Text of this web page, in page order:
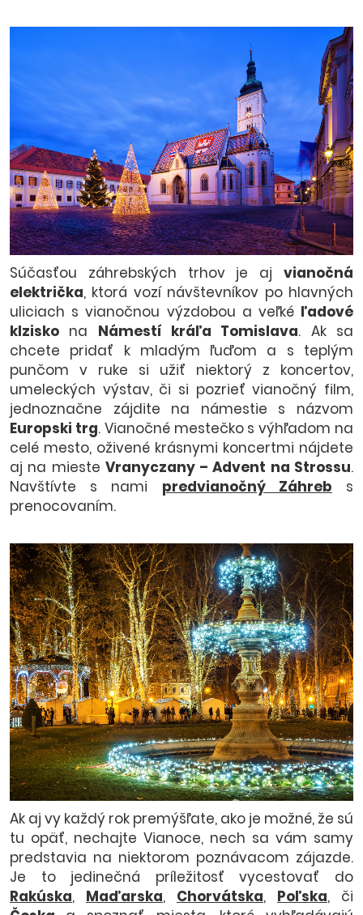
Súčasťou záhrebských trhov je aj vianočná
električka, ktorá vozí návštevníkov po hlavných
uliciach s vianočnou výzdobou a veľké ľadové
klzisko na Námestí kráľa Tomislava. Ak sa
chcete pridať k mladým ľuďom a s teplým
punčom v ruke si užiť niektorý z koncertov,
umeleckých výstav, či si pozrieť vianočný film,
jednoznačne zájdite na námestie s názvom
Europski trg. Vianočné mestečko s výhľadom na
celé mesto, oživené krásnymi koncertmi nájdete
aj na mieste Vranyczany – Advent na Strossu.
Navštívte s nami predvianočný Záhreb s
prenocovaním.
Ak aj vy každý rok premýšľate, ako je možné, že sú
tu opäť, nechajte Vianoce, nech sa vám samy
predstavia na niektorom poznávacom zájazde.
Je to jedinečná príležitosť vycestovať do
Rakúska, Maďarska, Chorvátska, Poľska, či